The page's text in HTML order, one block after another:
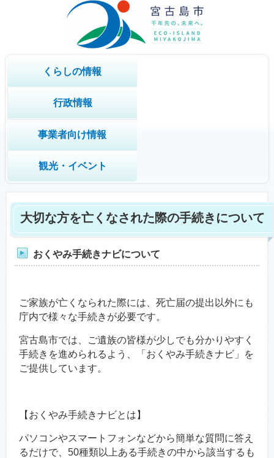
くらしの情報
行政情報
事業者向け情報
観光・イベント
大切な方を亡くなされた際の手続きについて
おくやみ手続きナビについて
ご家族が亡くなられた際には、死亡届の提出以外にも
庁内で様々な手続きが必要です。
宮古島市では、ご遺族の皆様が少しでも分かりやすく
手続きを進められるよう、「おくやみ手続きナビ」を
ご提供しています。
【おくやみ手続きナビとは】
パソコンやスマートフォンなどから簡単な質問に答え
るだけで、50種類以上ある手続きの中から該当するも